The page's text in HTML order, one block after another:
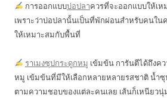
การออกแบบบ่อปลาควรที่จะออกแบบให้เ
เพราะว่าบ่อปลานั้นเป็นที่พักผ่อนสำหรับคนใ
ให้เหมาะสมกับพื้นที่
ราเมงซุปกระดูกหมู เข้มข้น การันตีได้ถึงค
หมู เข้มข้นที่มีให้เลือกหลายหลายรสชาติ น้ำ
ตามความชอบของแต่ละคนเลย เส้นก็เหนียว